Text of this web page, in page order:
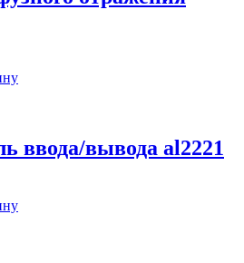
ввода/вывода al2221